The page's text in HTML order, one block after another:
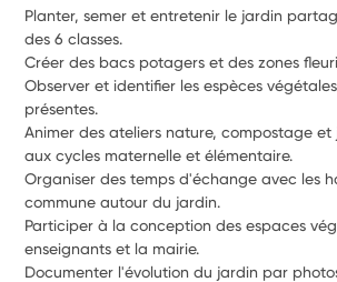
Planter, semer et entretenir le jardin
Observer et identifier les espèces
Animer des ateliers nature, compostage
Organiser des temps d'échange avec les
Participer à la conception des espaces
Documenter l'évolution du jardin par